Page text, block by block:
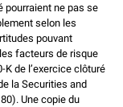
pourraient ne pas se
selon les
pouvant
facteurs de risque
K de l’exercice clôturé
la Securities and
Une copie du